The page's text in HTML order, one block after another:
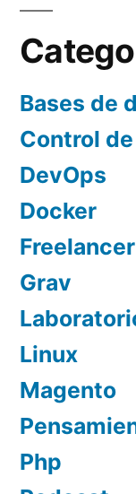
Bases de
Control
DevOps
Docker
Freelancer
Grav
Linux
Magento
Php